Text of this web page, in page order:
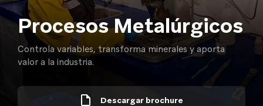
Procesos Metalúrgicos
Controla variables, transforma minerales y aporta
valor a la industria.
Descargar brochure